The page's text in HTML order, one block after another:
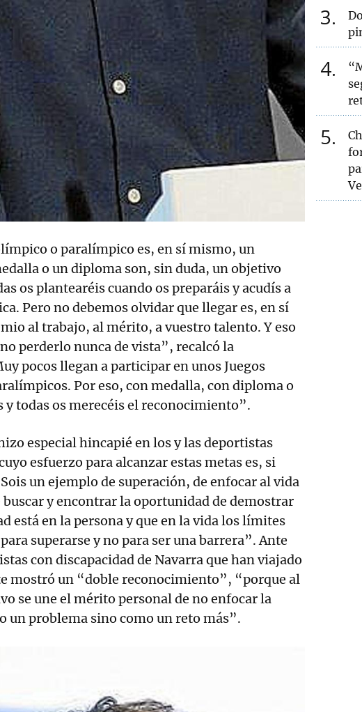
o paralímpico es, en sí mismo, un
o un diploma son, sin duda, un objetivo
os plantearéis cuando os preparáis y acudís a
Pero no debemos olvidar que llegar es, en sí
al trabajo, al mérito, a vuestro talento. Y eso
perderlo nunca de vista”, recalcó la
pocos llegan a participar en unos Juegos
Por eso, con medalla, con diploma o
y todas os merecéis el reconocimiento”.
especial hincapié en los y las deportistas
esfuerzo para alcanzar estas metas es, si
un ejemplo de superación, de enfocar al vida
y encontrar la oportunidad de demostrar
está en la persona y que en la vida los límites
superarse y no para ser una barrera”. Ante
con discapacidad de Navarra que han viajado
mostró un “doble reconocimiento”, “porque al
se une el mérito personal de no enfocar la
un problema sino como un reto más”.
3
4
5